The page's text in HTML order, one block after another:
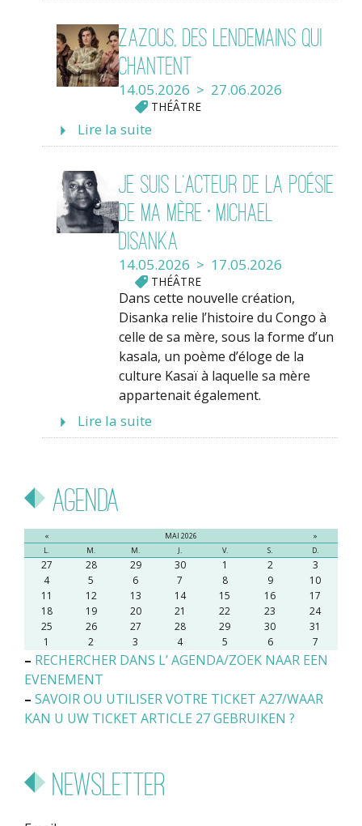
Zazous, des lendemains qui
chantent
14.05.2026 > 27.06.2026
THÉÂTRE
Lire la suite
Je suis l’acteur de la poésie
de ma mère • Michael
Disanka
14.05.2026 > 17.05.2026
THÉÂTRE
Dans cette nouvelle création,
Disanka relie l’histoire du Congo à
celle de sa mère, sous la forme d’un
kasala, un poème d’éloge de la
culture Kasaï à laquelle sa mère
appartenait également.
Lire la suite
Agenda
« MAI 2026
»
L.
M. M. J. V. S. D.
27 28 29 30 1 2
3
4
5 6 7 8 9
10
11
12 13 14 15 16
17
18
19 20 21 22 23
24
25
26 27 28 29 30
31
1
2 3 4 5 6 7
– RECHERCHER DANS L’ AGENDA/ZOEK NAAR EEN
EVENEMENT
– SAVOIR OU UTILISER VOTRE TICKET A27/WAAR
KAN U UW TICKET ARTICLE 27 GEBRUIKEN ?
Newsletter